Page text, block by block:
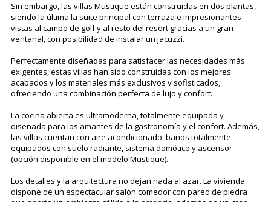
Sin embargo, las villas Mustique están construidas en dos plantas,
siendo la última la suite principal con terraza e impresionantes
vistas al campo de golf y al resto del resort gracias a un gran
ventanal, con posibilidad de instalar un jacuzzi.
Perfectamente diseñadas para satisfacer las necesidades más
exigentes, estas villas han sido construidas con los mejores
acabados y los materiales más exclusivos y sofisticados,
ofreciendo una combinación perfecta de lujo y confort.
La cocina abierta es ultramoderna, totalmente equipada y
diseñada para los amantes de la gastronomía y el confort. Además,
las villas cuentan con aire acondicionado, baños totalmente
equipados con suelo radiante, sistema domótico y ascensor
(opción disponible en el modelo Mustique).
Los detalles y la arquitectura no dejan nada al azar. La vivienda
dispone de un espectacular salón comedor con pared de piedra